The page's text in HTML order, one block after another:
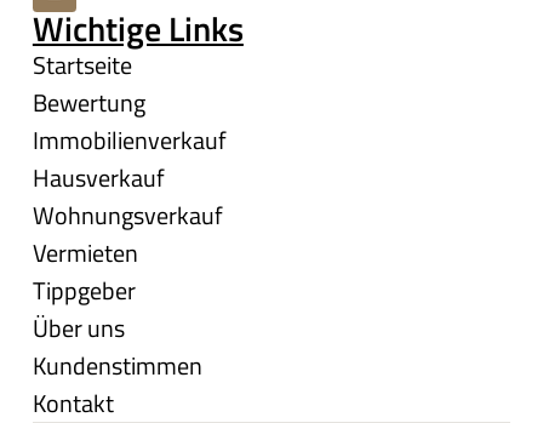
Wichtige Links
Startseite
Bewertung
Immobilienverkauf
Hausverkauf
Wohnungsverkauf
Vermieten
Tippgeber
Über uns
Kundenstimmen
Kontakt